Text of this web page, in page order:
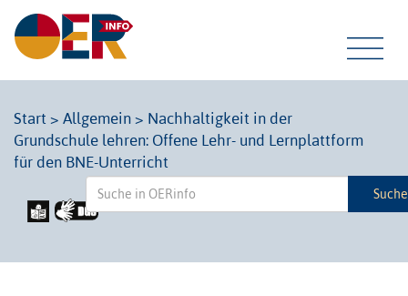
Start > Allgemein > Nachhaltigkeit in der
Grundschule lehren: Offene Lehr- und Lernplattform
für den BNE-Unterricht